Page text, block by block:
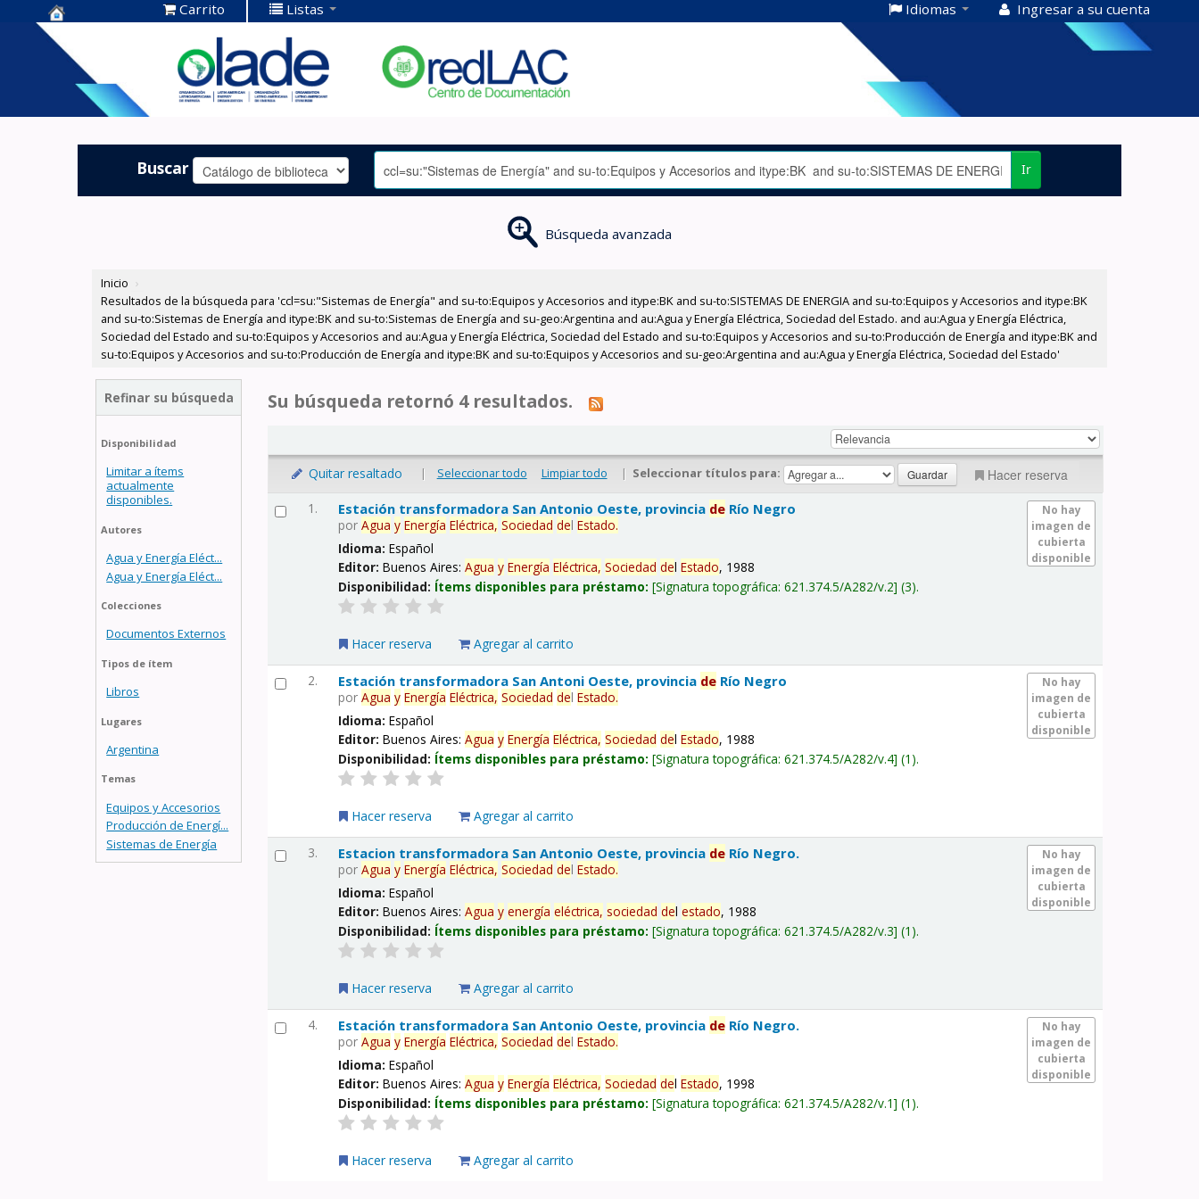
Centro de
Documentación
OLADE -
Carrito Listas Idiomas Ingresar a su cuenta
Buscar Ir
Búsqueda avanzada
Inicio ›
Resultados de la búsqueda para 'ccl=su:"Sistemas de Energía" and su-to:Equipos y Accesorios and itype:BK and su-to:SISTEMAS DE ENERGIA and su-to:Equipos y Accesorios and itype:BK
and su-to:Sistemas de Energía and itype:BK and su-to:Sistemas de Energía and su-geo:Argentina and au:Agua y Energía Eléctrica, Sociedad del Estado. and au:Agua y Energía Eléctrica,
Sociedad del Estado and su-to:Equipos y Accesorios and au:Agua y Energía Eléctrica, Sociedad del Estado and su-to:Equipos y Accesorios and su-to:Producción de Energía and itype:BK and
su-to:Equipos y Accesorios and su-to:Producción de Energía and itype:BK and su-to:Equipos y Accesorios and su-geo:Argentina and au:Agua y Energía Eléctrica, Sociedad del Estado'
Refinar su búsqueda
Disponibilidad
Limitar a ítems
actualmente
disponibles.
Autores
Agua y Energía Eléct...
Agua y Energía Eléct...
Colecciones
Documentos Externos
Tipos de ítem
Libros
Lugares
Argentina
Temas
Equipos y Accesorios
Producción de Energí...
Sistemas de Energía
Su búsqueda retornó 4 resultados.
Quitar resaltado | Seleccionar todo Limpiar todo | Seleccionar títulos para: Hacer reserva
1.
No hay
imagen de
cubierta
disponible
Estación transformadora San Antonio Oeste, provincia de Río Negro
porAgua y Energía Eléctrica, Sociedad delEstado.
Idioma:Español
Editor:Buenos Aires:Agua y Energía Eléctrica, Sociedad delEstado, 1988
Disponibilidad: Ítems disponibles para préstamo: Signatura topográfica:621.374.5/A282/v.2 (3).
Hacer reserva Agregar al carrito
2.
No hay
imagen de
cubierta
disponible
Estación transformadora San Antoni Oeste, provincia de Río Negro
porAgua y Energía Eléctrica, Sociedad delEstado.
Idioma:Español
Editor:Buenos Aires:Agua y Energía Eléctrica, Sociedad delEstado, 1988
Disponibilidad: Ítems disponibles para préstamo: Signatura topográfica:621.374.5/A282/v.4 (1).
Hacer reserva Agregar al carrito
3.
No hay
imagen de
cubierta
disponible
Estacion transformadora San Antonio Oeste, provincia de Río Negro.
porAgua y Energía Eléctrica, Sociedad delEstado.
Idioma:Español
Editor:Buenos Aires:Agua y energía eléctrica, sociedad delestado, 1988
Disponibilidad: Ítems disponibles para préstamo: Signatura topográfica:621.374.5/A282/v.3 (1).
Hacer reserva Agregar al carrito
4.
No hay
imagen de
cubierta
disponible
Estación transformadora San Antonio Oeste, provincia de Río Negro.
porAgua y Energía Eléctrica, Sociedad delEstado.
Idioma:Español
Editor:Buenos Aires:Agua y Energía Eléctrica, Sociedad delEstado, 1998
Disponibilidad: Ítems disponibles para préstamo: Signatura topográfica:621.374.5/A282/v.1 (1).
Hacer reserva Agregar al carrito